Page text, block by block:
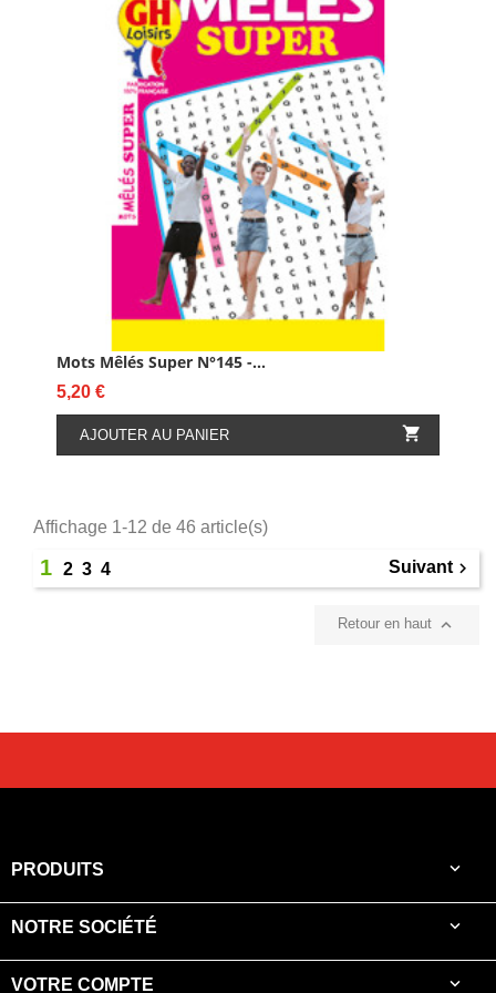
Mots Mêlés Super N°145 -...
Prix
5,20 €
AJOUTER AU PANIER 
Affichage 1-12 de 46 article(s)
1 2 3 4 Suivant
Retour en haut 
PRODUITS 
NOTRE SOCIÉTÉ 
VOTRE COMPTE 